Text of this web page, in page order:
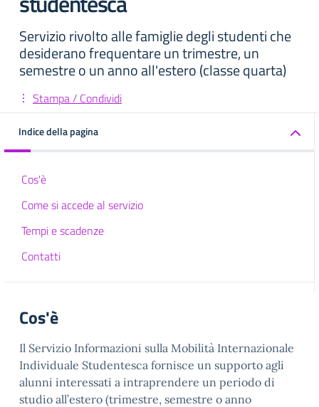
Servizio rivolto alle famiglie degli studenti che
desiderano frequentare un trimestre, un
semestre o un anno all'estero (classe quarta)
Stampa / Condividi
Indice della pagina
Cos'è
Come si accede al servizio
Tempi e scadenze
Contatti
Cos'è
Il Servizio Informazioni sulla Mobilità Internazionale
Individuale Studentesca fornisce un supporto agli
alunni interessati a intraprendere un periodo di
studio all’estero (trimestre, semestre o anno